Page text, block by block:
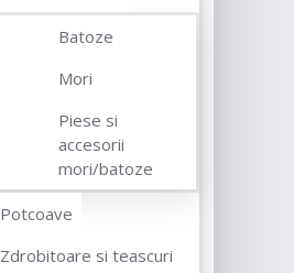
Batoze
Mori
Piese si
accesorii
mori/batoze
Potcoave
Zdrobitoare si teascuri